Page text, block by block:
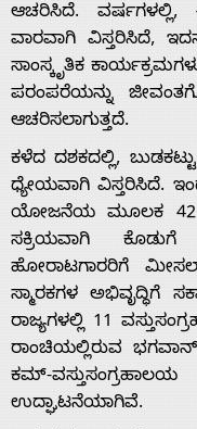
Home
About
ಆಚರಿಸಿದೆ.
ವಾರವಾಗಿ ವಿಸ್ತರಿಸಿದೆ,
ಸಾಂಸ್ಕೃತಿಕ
ಪರಂಪರೆಯನ್ನು
ಆಚರಿಸಲಾಗುತ್ತದೆ.
ಕಳೆದ ದಶಕದಲ್ಲಿ,
ಧ್ಯೇಯವಾಗಿ ವಿಸ್ತರಿಸಿದೆ.
ಯೋಜನೆಯ ಮೂಲಕ 42
ಸಕ್ರಿಯವಾಗಿ ಕೊಡುಗೆ
ಹೋರಾಟಗಾರರಿಗೆ
ಸ್ಮಾರಕಗಳ ಅಭಿವೃದ್ಧಿಗೆ
ರಾಜ್ಯಗಳಲ್ಲಿ 11
ರಾಂಚಿಯಲ್ಲಿರುವ
ಕಮ್-
ಉದ್ಘಾಟನೆಯಾಗಿವೆ.